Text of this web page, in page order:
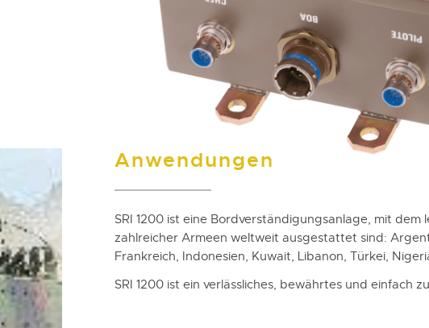
Anwendungen
SRI 1200 ist eine Bordverständigungsanlage, mit
zahlreicher Armeen weltweit ausgestattet sind:
Frankreich, Indonesien, Kuwait, Libanon, Türkei,
SRI 1200 ist ein verlässliches, bewährtes und einfach